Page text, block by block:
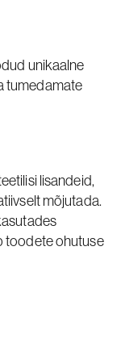
unikaalne
tumedamate
lisandeid,
mõjutada.
toodete ohutuse